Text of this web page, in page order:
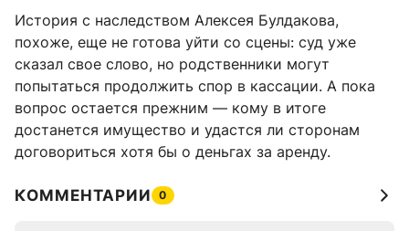
История с наследством Алексея Булдакова,
похоже, еще не готова уйти со сцены: суд уже
сказал свое слово, но родственники могут
попытаться продолжить спор в кассации. А пока
вопрос остается прежним — кому в итоге
достанется имущество и удастся ли сторонам
договориться хотя бы о деньгах за аренду.
КОММЕНТАРИИ 0